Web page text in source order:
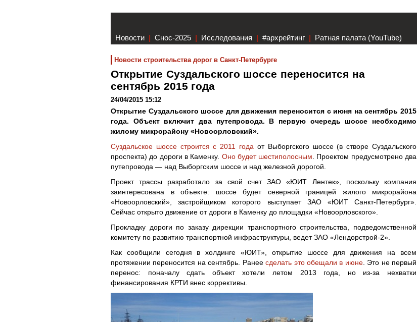
Новости | Снос-2025 | Исследования | #архрейтинг | Ратная палата (YouTube)
Новости строительства дорог в Санкт-Петербурге
Открытие Суздальского шоссе переносится на
сентябрь 2015 года
24/04/2015 15:12
Открытие Суздальского шоссе для движения переносится с июня на сентябрь 2015
года. Объект включит два путепровода. В первую очередь шоссе необходимо
жилому микрорайону «Новоорловский».
Суздальское шоссе строится с 2011 года от Выборгского шоссе (в створе Суздальского
проспекта) до дороги в Каменку. Оно будет шестиполосным . Проектом предусмотрено два
путепровода — над Выборгским шоссе и над железной дорогой.
Проект трассы разработало за свой счет ЗАО «ЮИТ Лентек», поскольку компания
заинтересована в объекте: шоссе будет северной границей жилого микрорайона
«Новоорловский», застройщиком которого выступает ЗАО «ЮИТ Санкт-Петербург».
Сейчас открыто движение от дороги в Каменку до площадки «Новоорловского».
Прокладку дороги по заказу дирекции транспортного строительства, подведомственной
комитету по развитию транспортной инфраструктуры, ведет ЗАО «Лендорстрой-2».
Как сообщили сегодня в холдинге «ЮИТ», открытие шоссе для движения на всем
протяжении переносится на сентябрь. Ранеесделать это обещали в июне. Это не первый
перенос: поначалу сдать объект хотели летом 2013 года, но из-за нехватки
финансирования КРТИ внес коррективы.